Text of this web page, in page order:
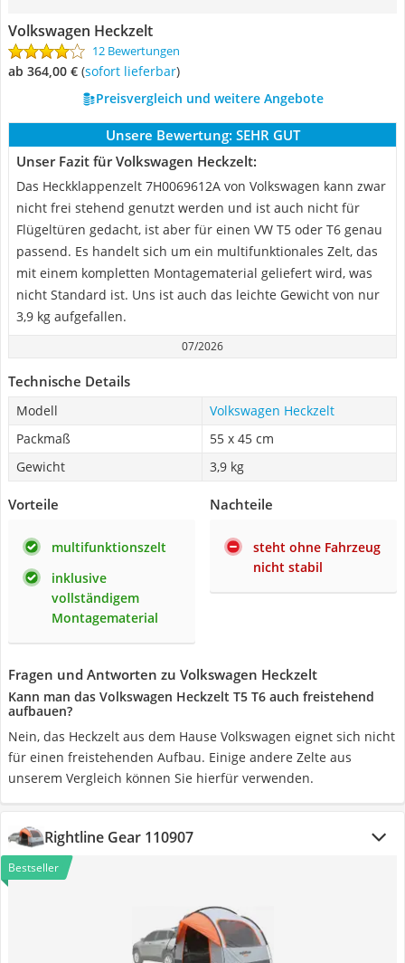
Volkswagen Heckzelt
12 Bewertungen
ab 364,00 € ( Sofort lieferbar)
Preisvergleich und weitere Angebote
Unsere Bewertung: SEHR GUT
Unser Fazit für Volkswagen Heckzelt:
Das Heckklappenzelt 7H0069612A von Volkswagen kann zwar
nicht frei stehend genutzt werden und ist auch nicht für
Flügeltüren gedacht, ist aber für einen VW T5 oder T6 genau
passend. Es handelt sich um ein multifunktionales Zelt, das
mit einem kompletten Montagematerial geliefert wird, was
nicht Standard ist. Uns ist auch das leichte Gewicht von nur
3,9 kg aufgefallen.
07/2026
Technische Details
Modell
Volkswagen Heckzelt
Packmaß
55 x 45 cm
Gewicht
3,9 kg
Vorteile
multifunktionszelt
inklusive
vollständigem
Montagematerial
Nachteile
steht ohne Fahrzeug
nicht stabil
Fragen und Antworten zu Volkswagen Heckzelt
Kann man das Volkswagen Heckzelt T5 T6 auch freistehend
aufbauen?
Nein, das Heckzelt aus dem Hause Volkswagen eignet sich nicht
für einen freistehenden Aufbau. Einige andere Zelte aus
unserem Vergleich können Sie hierfür verwenden.
Rightline Gear 110907
Bestseller